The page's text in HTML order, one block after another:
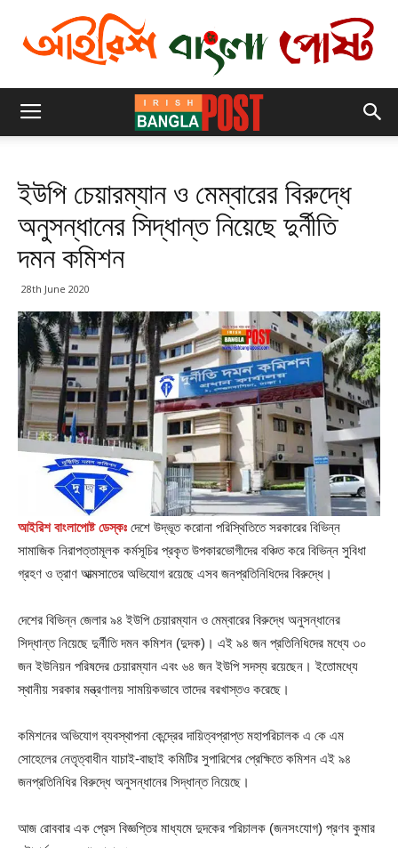
ইউপি চেয়ারম্যান ও মেম্বারের বিরুদ্ধে
অনুসন্ধানের সিদ্ধান্ত নিয়েছে দুর্নীতি
দমন কমিশন
28th June 2020
আইরিশ বাংলাপোষ্ট ডেস্কঃ দেশে উদ্ভূত করোনা পরিস্থিতিতে সরকারের বিভিন্ন
সামাজিক নিরাপত্তামূলক কর্মসূচির প্রকৃত উপকারভোগীদের বঞ্চিত করে বিভিন্ন সুবিধা
গ্রহণ ও ত্রাণ আত্মসাতের অভিযোগ রয়েছে এসব জনপ্রতিনিধিদের বিরুদ্ধে।
দেশের বিভিন্ন জেলার ৯৪ ইউপি চেয়ারম্যান ও মেম্বারের বিরুদ্ধে অনুসন্ধানের
সিদ্ধান্ত নিয়েছে দুর্নীতি দমন কমিশন (দুদক)। এই ৯৪ জন প্রতিনিধিদের মধ্যে ৩০
জন ইউনিয়ন পরিষদের চেয়ারম্যান এবং ৬৪ জন ইউপি সদস্য রয়েছেন। ইতোমধ্যে
স্থানীয় সরকার মন্ত্রণালয় সাময়িকভাবে তাদের বরখাস্তও করেছে।
কমিশনের অভিযোগ ব্যবস্থাপনা কেন্দ্রের দায়িত্বপ্রাপ্ত মহাপরিচালক এ কে এম
সোহেলের নেতৃত্বাধীন যাচাই-বাছাই কমিটির সুপারিশের প্রেক্ষিতে কমিশন এই ৯৪
জনপ্রতিনিধির বিরুদ্ধে অনুসন্ধানের সিদ্ধান্ত নিয়েছে।
আজ রোববার এক প্রেস বিজ্ঞপ্তির মাধ্যমে দুদকের পরিচালক (জনসংযোগ) প্রণব কুমার